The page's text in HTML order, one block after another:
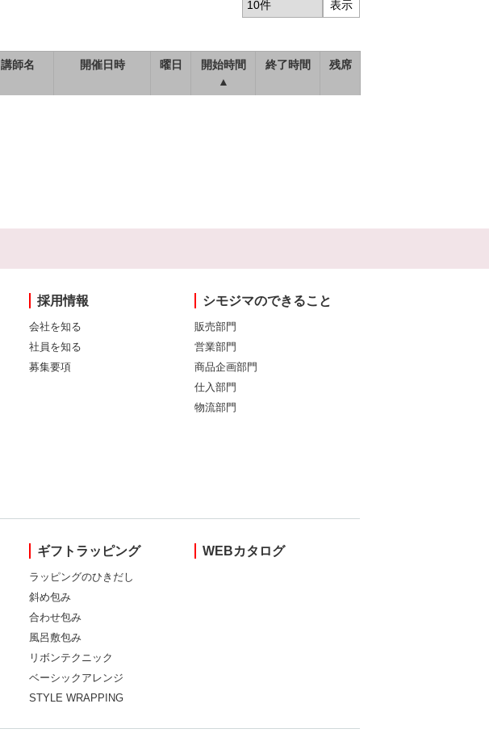
講師名 開催日時 曜日
開始時間
▲
終了時間 残席
採用情報
会社を知る
社員を知る
募集要項
シモジマのできること
販売部門
営業部門
商品企画部門
仕入部門
物流部門
ギフトラッピング
ラッピングのひきだし
斜め包み
合わせ包み
風呂敷包み
リボンテクニック
ベーシックアレンジ
STYLE WRAPPING
WEBカタログ